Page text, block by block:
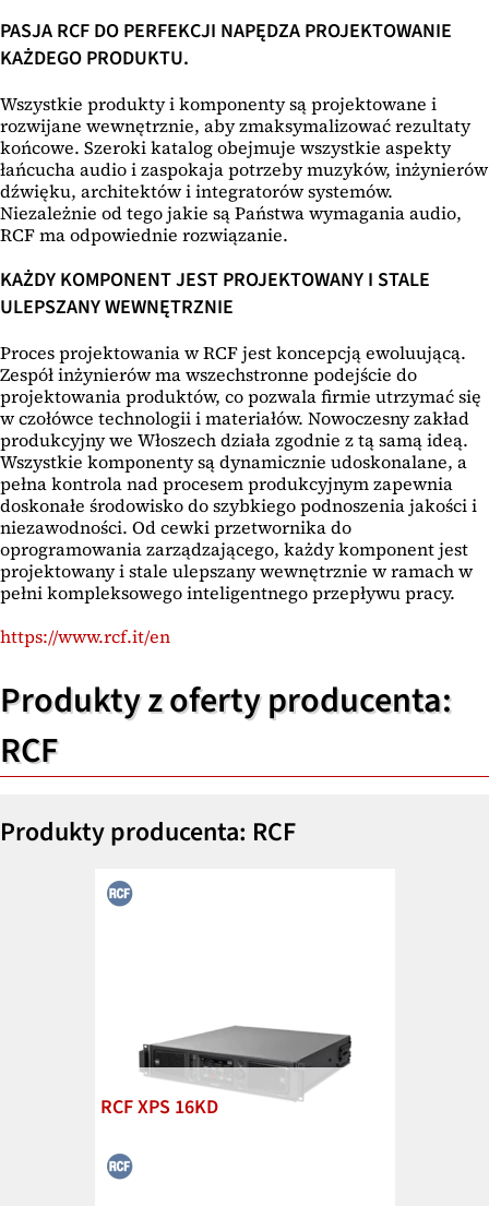
PASJA RCF DO PERFEKCJI NAPĘDZA PROJEKTOWANIE
KAŻDEGO PRODUKTU.
Wszystkie produkty i komponenty są projektowane i
rozwijane wewnętrznie, aby zmaksymalizować rezultaty
końcowe. Szeroki katalog obejmuje wszystkie aspekty
łańcucha audio i zaspokaja potrzeby muzyków, inżynierów
dźwięku, architektów i integratorów systemów.
Niezależnie od tego jakie są Państwa wymagania audio,
RCF ma odpowiednie rozwiązanie.
KAŻDY KOMPONENT JEST PROJEKTOWANY I STALE
ULEPSZANY WEWNĘTRZNIE
Proces projektowania w RCF jest koncepcją ewoluującą.
Zespół inżynierów ma wszechstronne podejście do
projektowania produktów, co pozwala firmie utrzymać się
w czołówce technologii i materiałów. Nowoczesny zakład
produkcyjny we Włoszech działa zgodnie z tą samą ideą.
Wszystkie komponenty są dynamicznie udoskonalane, a
pełna kontrola nad procesem produkcyjnym zapewnia
doskonałe środowisko do szybkiego podnoszenia jakości i
niezawodności. Od cewki przetwornika do
oprogramowania zarządzającego, każdy komponent jest
projektowany i stale ulepszany wewnętrznie w ramach w
pełni kompleksowego inteligentnego przepływu pracy.
https://www.rcf.it/en
Produkty z oferty producenta:
RCF
Produkty producenta: RCF
RCF XPS 16KD